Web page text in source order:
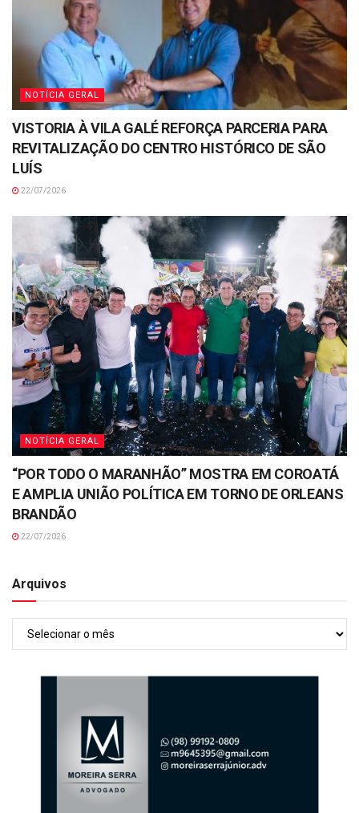
NOTÍCIA GERAL
VISTORIA À VILA GALÉ REFORÇA PARCERIA PARA
REVITALIZAÇÃO DO CENTRO HISTÓRICO DE SÃO
LUÍS
22/07/2026
NOTÍCIA GERAL
“POR TODO O MARANHÃO” MOSTRA EM COROATÁ
E AMPLIA UNIÃO POLÍTICA EM TORNO DE ORLEANS
BRANDÃO
22/07/2026
Arquivos
Arquivos